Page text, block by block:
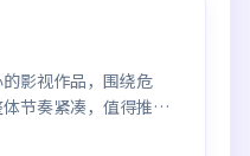
影视作品，围绕危
节奏紧凑，值得推荐